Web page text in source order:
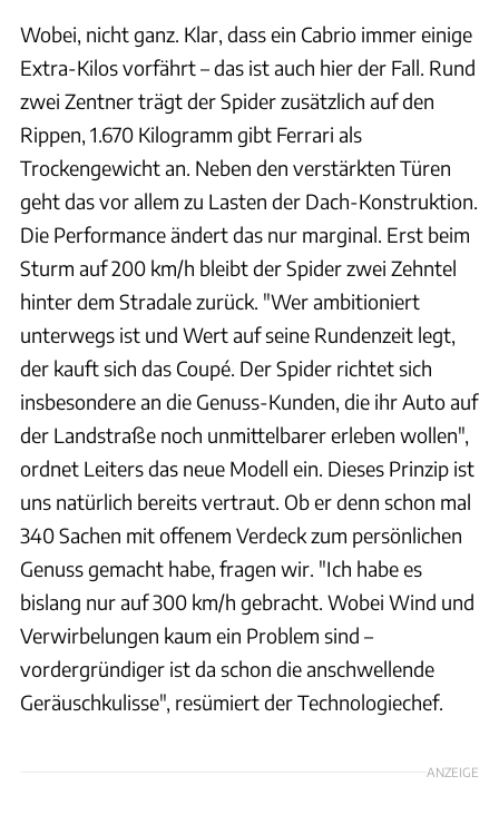
Wobei, nicht ganz. Klar, dass ein Cabrio immer einige
Extra-Kilos vorfährt – das ist auch hier der Fall. Rund
zwei Zentner trägt der Spider zusätzlich auf den
Rippen, 1.670 Kilogramm gibt Ferrari als
Trockengewicht an. Neben den verstärkten Türen
geht das vor allem zu Lasten der Dach-Konstruktion.
Die Performance ändert das nur marginal. Erst beim
Sturm auf 200 km/h bleibt der Spider zwei Zehntel
hinter dem Stradale zurück. "Wer ambitioniert
unterwegs ist und Wert auf seine Rundenzeit legt,
der kauft sich das Coupé. Der Spider richtet sich
insbesondere an die Genuss-Kunden, die ihr Auto auf
der Landstraße noch unmittelbarer erleben wollen",
ordnet Leiters das neue Modell ein. Dieses Prinzip ist
uns natürlich bereits vertraut. Ob er denn schon mal
340 Sachen mit offenem Verdeck zum persönlichen
Genuss gemacht habe, fragen wir. "Ich habe es
bislang nur auf 300 km/h gebracht. Wobei Wind und
Verwirbelungen kaum ein Problem sind –
vordergründiger ist da schon die anschwellende
Geräuschkulisse", resümiert der Technologiechef.
ANZEIGE